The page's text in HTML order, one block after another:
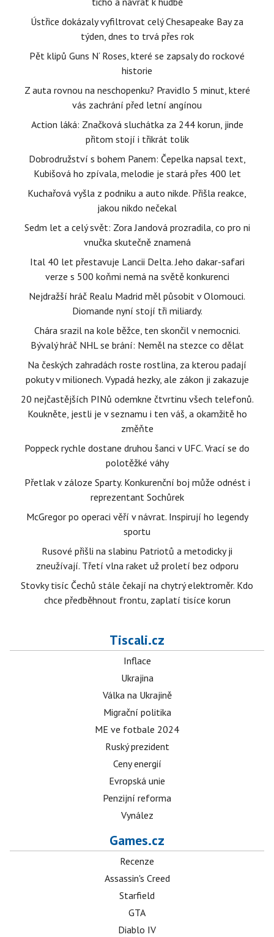
Ústřice dokázaly vyfiltrovat celý Chesapeake Bay za
týden, dnes to trvá přes rok
Pět klipů Guns N‘ Roses, které se zapsaly do rockové
historie
Z auta rovnou na neschopenku? Pravidlo 5 minut, které
vás zachrání před letní angínou
Action láká: Značková sluchátka za 244 korun, jinde
přitom stojí i třikrát tolik
Dobrodružství s bohem Panem: Čepelka napsal text,
Kubišová ho zpívala, melodie je stará přes 400 let
Kuchařová vyšla z podniku a auto nikde. Přišla reakce,
jakou nikdo nečekal
Sedm let a celý svět: Zora Jandová prozradila, co pro ni
vnučka skutečně znamená
Ital 40 let přestavuje Lancii Delta. Jeho dakar-safari
verze s 500 koňmi nemá na světě konkurenci
Nejdražší hráč Realu Madrid měl působit v Olomouci.
Diomande nyní stojí tři miliardy.
Chára srazil na kole běžce, ten skončil v nemocnici.
Bývalý hráč NHL se brání: Neměl na stezce co dělat
Na českých zahradách roste rostlina, za kterou padají
pokuty v milionech. Vypadá hezky, ale zákon ji zakazuje
20 nejčastějších PINů odemkne čtvrtinu všech telefonů.
Koukněte, jestli je v seznamu i ten váš, a okamžitě ho
změňte
Poppeck rychle dostane druhou šanci v UFC. Vrací se do
polotěžké váhy
Přetlak v záloze Sparty. Konkurenční boj může odnést i
reprezentant Sochůrek
McGregor po operaci věří v návrat. Inspirují ho legendy
sportu
Rusové přišli na slabinu Patriotů a metodicky ji
zneužívají. Třetí vlna raket už proletí bez odporu
Stovky tisíc Čechů stále čekají na chytrý elektroměr. Kdo
chce předběhnout frontu, zaplatí tisíce korun
Tiscali.cz
Inflace
Ukrajina
Válka na Ukrajině
Migrační politika
ME ve fotbale 2024
Ruský prezident
Ceny energií
Evropská unie
Penzijní reforma
Vynález
Games.cz
Recenze
Assassin's Creed
Starfield
GTA
Diablo IV